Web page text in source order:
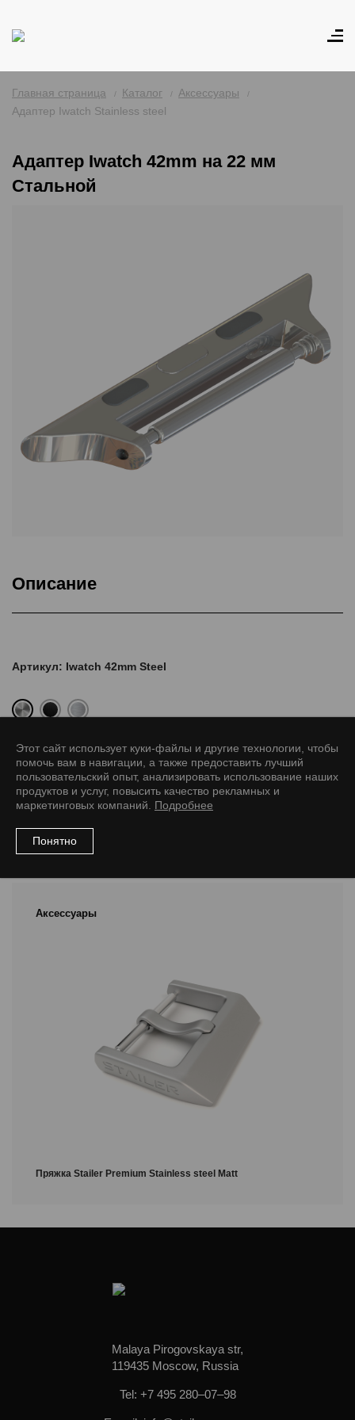
Главная страница Каталог
Аксессуары
Адаптер Iwatch Stainless steel
Адаптер Iwatch 42mm на 22 мм
Стальной
Описание
Артикул: Iwatch 42mm Steel
38/20 мм 42/22 мм
Рекомендуемые товары
Аксессуары
Пряжка Stailer Premium Stainless steel Matt
Этот сайт использует куки-файлы и другие технологии, чтобы
помочь вам в навигации, а также предоставить лучший
пользовательский опыт, анализировать использование наших
продуктов и услуг, повысить качество рекламных и
маркетинговых компаний. Подробнее
Понятно
Malaya Pirogovskaya str,
119435 Moscow, Russia
Tel: +7 495 280–07–98